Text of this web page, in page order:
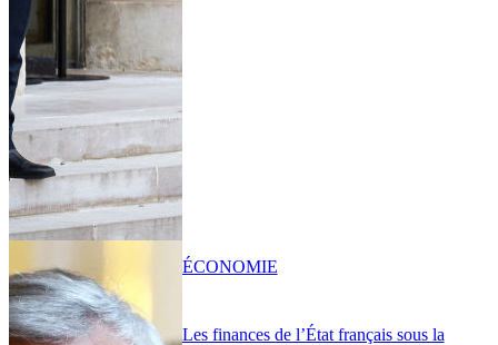
Les finances de l’État français sous la
ÉCONOMIE